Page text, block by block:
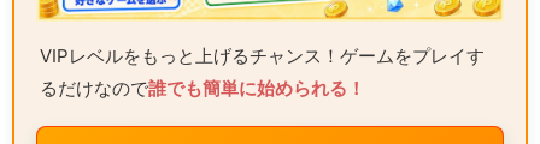
VIPレベルをもっと上げるチャンス！ゲームをプレイす
るだけなので誰でも簡単に始められる！